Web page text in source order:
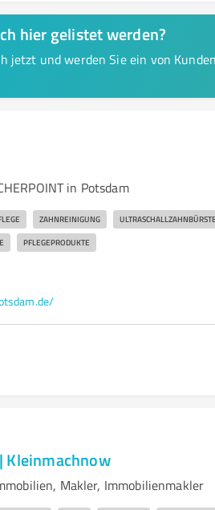
hier gelistet werden?
jetzt und werden Sie ein von
in Potsdam
ZAHNREINIGUNG ULTRASCHALLZAHNBÜRSTE
PFLEGEPRODUKTE
Kleinmachnow
Makler, Immobilienmakler